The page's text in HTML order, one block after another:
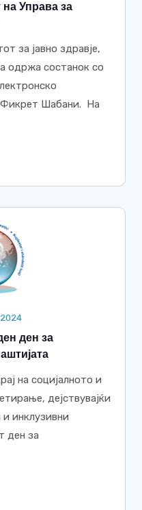
Управа за
за јавно здравје,
одржа состанок со
Фикрет Шабани. На
ден за
на социјалното и
дејствувајќи
инклузивни
ден за